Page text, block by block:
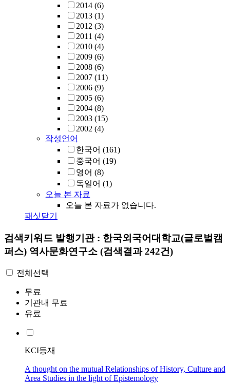
2014 (6)
2013 (1)
2012 (3)
2011 (4)
2010 (4)
2009 (6)
2008 (6)
2007 (11)
2006 (9)
2005 (6)
2004 (8)
2003 (15)
2002 (4)
작성언어
한국어 (161)
중국어 (19)
영어 (8)
독일어 (1)
오늘 본 자료
오늘 본 자료가 없습니다.
패싯닫기
검색키워드 발행기관 : 한국외국어대학교(글로벌캠
퍼스) 역사문화연구소 (검색결과 242건)
전체선택
무료
기관내 무료
유료
KCI등재
A thought on the mutual Relationships of History, Culture and
Area Studies in the light of Epistemology